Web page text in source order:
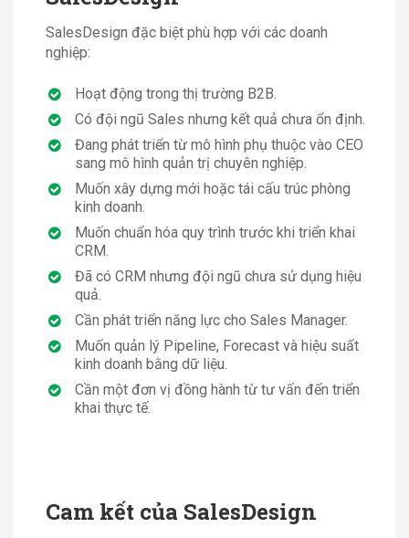
SalesDesign đặc biệt phù hợp với các doanh
nghiệp:
Hoạt động trong thị trường B2B.
Có đội ngũ Sales nhưng kết quả chưa ổn định.
Đang phát triển từ mô hình phụ thuộc vào CEO
sang mô hình quản trị chuyên nghiệp.
Muốn xây dựng mới hoặc tái cấu trúc phòng
kinh doanh.
Muốn chuẩn hóa quy trình trước khi triển khai
CRM.
Đã có CRM nhưng đội ngũ chưa sử dụng hiệu
quả.
Cần phát triển năng lực cho Sales Manager.
Muốn quản lý Pipeline, Forecast và hiệu suất
kinh doanh bằng dữ liệu.
Cần một đơn vị đồng hành từ tư vấn đến triển
khai thực tế.
Cam kết của SalesDesign